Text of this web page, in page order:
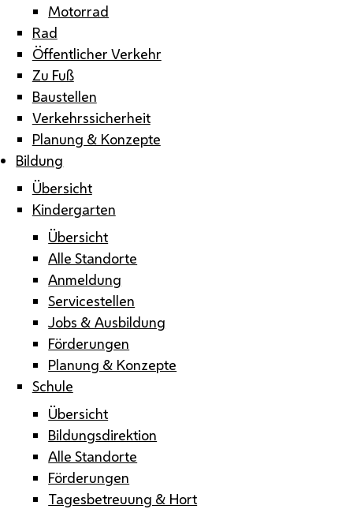
Motorrad
Rad
Öffentlicher Verkehr
Zu Fuß
Baustellen
Verkehrssicherheit
Planung & Konzepte
Bildung
Übersicht
Kindergarten
Übersicht
Alle Standorte
Anmeldung
Servicestellen
Jobs & Ausbildung
Förderungen
Planung & Konzepte
Schule
Übersicht
Bildungsdirektion
Alle Standorte
Förderungen
Tagesbetreuung & Hort